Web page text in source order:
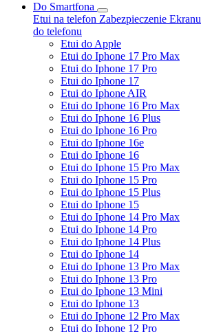
Do Smartfona
Etui na telefon Zabezpieczenie Ekranu
do telefonu
Etui do Apple
Etui do Iphone 17 Pro Max
Etui do Iphone 17 Pro
Etui do Iphone 17
Etui do Iphone AIR
Etui do Iphone 16 Pro Max
Etui do Iphone 16 Plus
Etui do Iphone 16 Pro
Etui do Iphone 16e
Etui do Iphone 16
Etui do Iphone 15 Pro Max
Etui do Iphone 15 Pro
Etui do Iphone 15 Plus
Etui do Iphone 15
Etui do Iphone 14 Pro Max
Etui do Iphone 14 Pro
Etui do Iphone 14 Plus
Etui do Iphone 14
Etui do Iphone 13 Pro Max
Etui do Iphone 13 Pro
Etui do Iphone 13 Mini
Etui do Iphone 13
Etui do Iphone 12 Pro Max
Etui do Iphone 12 Pro